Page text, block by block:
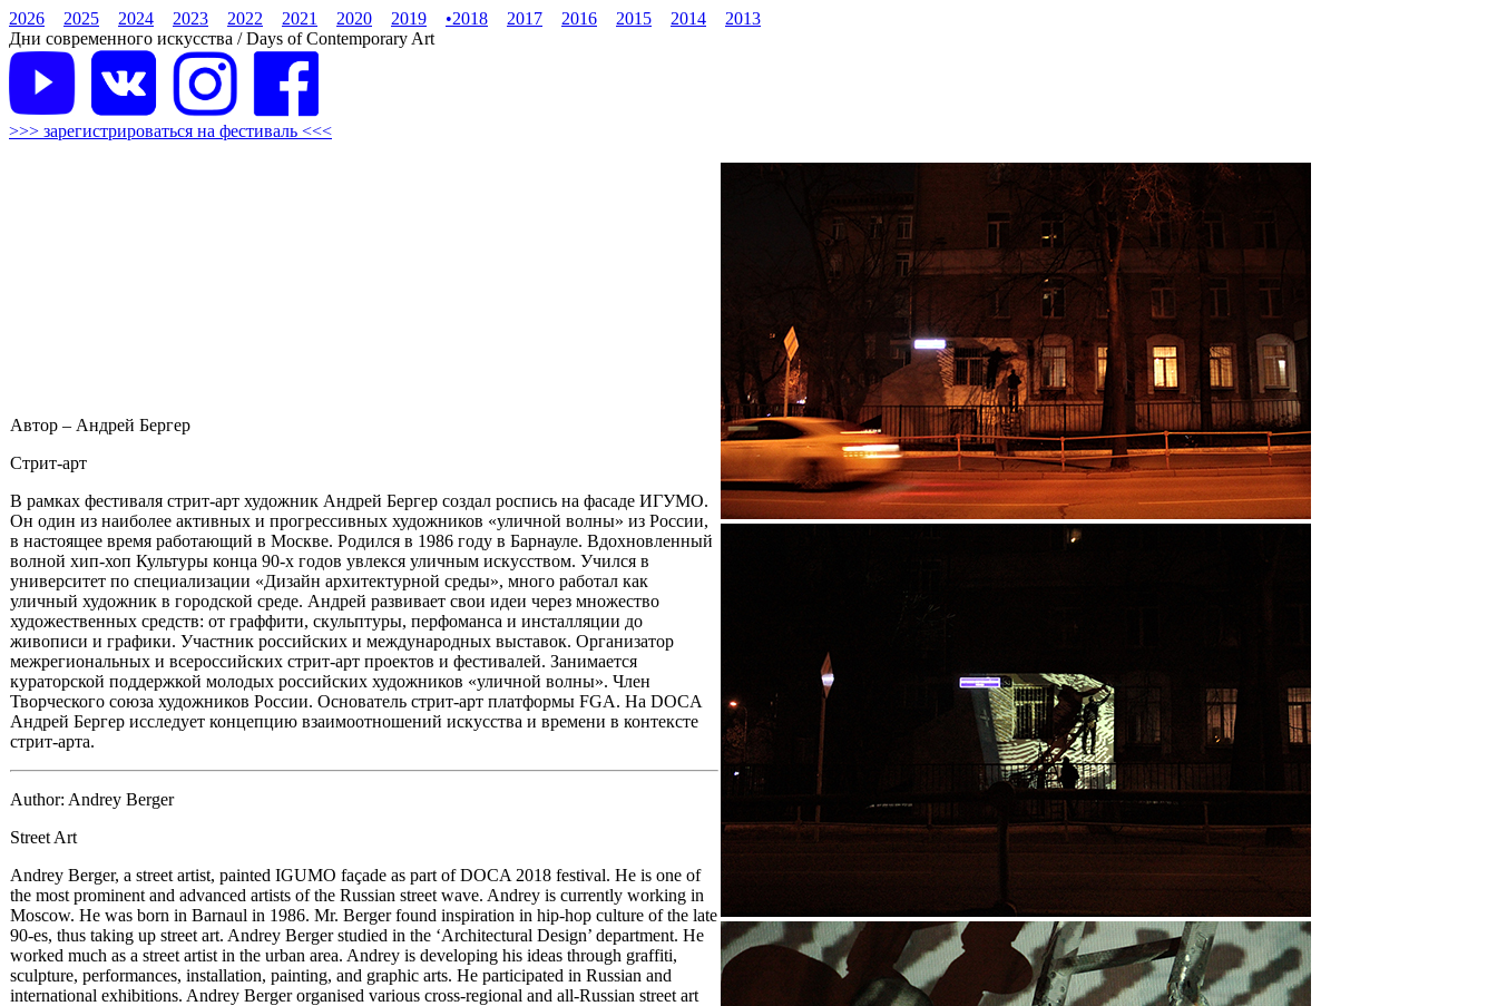
2026 2025 2024 2023 2022 2021 2020 2019 •2018 2017 2016 2015 2014
2013
Дни современного искусства / Days of Contemporary Art
>>> зарегистрироваться на фестиваль <<<
Автор – Андрей Бергер
Стрит-арт
В рамках фестиваля стрит-арт художник Андрей Бергер создал роспись на фасаде ИГУМО.
Он один из наиболее активных и прогрессивных художников «уличной волны» из России,
в настоящее время работающий в Москве. Родился в 1986 году в Барнауле. Вдохновленный
волной хип-хоп Культуры конца 90-х годов увлекся уличным искусством. Учился в
университет по специализации «Дизайн архитектурной среды», много работал как
уличный художник в городской среде. Андрей развивает свои идеи через множество
художественных средств: от граффити, скульптуры, перфоманса и инсталляции до
живописи и графики. Участник российских и международных выставок. Организатор
межрегиональных и всероссийских стрит-арт проектов и фестивалей. Занимается
кураторской поддержкой молодых российских художников «уличной волны». Член
Творческого союза художников России. Основатель стрит-арт платформы FGA. На DOCA
Андрей Бергер исследует концепцию взаимоотношений искусства и времени в контексте
стрит-арта.
Author: Andrey Berger
Street Art
Andrey Berger, a street artist, painted IGUMO façade as part of DOCA 2018 festival. He is one of
the most prominent and advanced artists of the Russian street wave. Andrey is currently working in
Moscow. He was born in Barnaul in 1986. Mr. Berger found inspiration in hip-hop culture of the late
90-es, thus taking up street art. Andrey Berger studied in the ‘Architectural Design’ department. He
worked much as a street artist in the urban area. Andrey is developing his ideas through graffiti,
sculpture, performances, installation, painting, and graphic arts. He participated in Russian and
international exhibitions. Andrey Berger organised various cross-regional and all-Russian street art